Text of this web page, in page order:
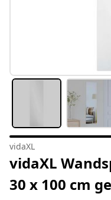
vidaXL
vidaXL
30 x 100 cm